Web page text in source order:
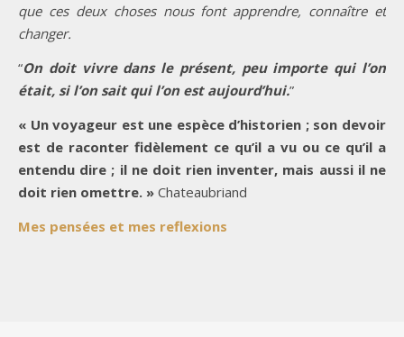
que ces deux choses nous font apprendre, connaître et
changer.
“On doit vivre dans le présent, peu importe qui l’on
était, si l’on sait qui l’on est aujourd’hui.”
« Un voyageur est une espèce d’historien ; son devoir
est de raconter fidèlement ce qu’il a vu ou ce qu’il a
entendu dire ; il ne doit rien inventer, mais aussi il ne
doit rien omettre. » Chateaubriand
Mes pensées et mes reflexions